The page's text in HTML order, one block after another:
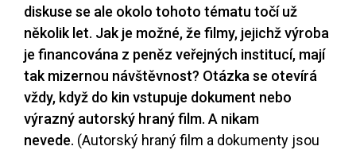
diskuse se ale okolo tohoto tématu točí už
několik let. Jak je možné, že filmy, jejichž výroba
je financována z peněz veřejných institucí, mají
tak mizernou návštěvnost? Otázka se otevírá
vždy, když do kin vstupuje dokument nebo
výrazný autorský hraný film. A nikam
nevede. (Autorský hraný film a dokumenty jsou